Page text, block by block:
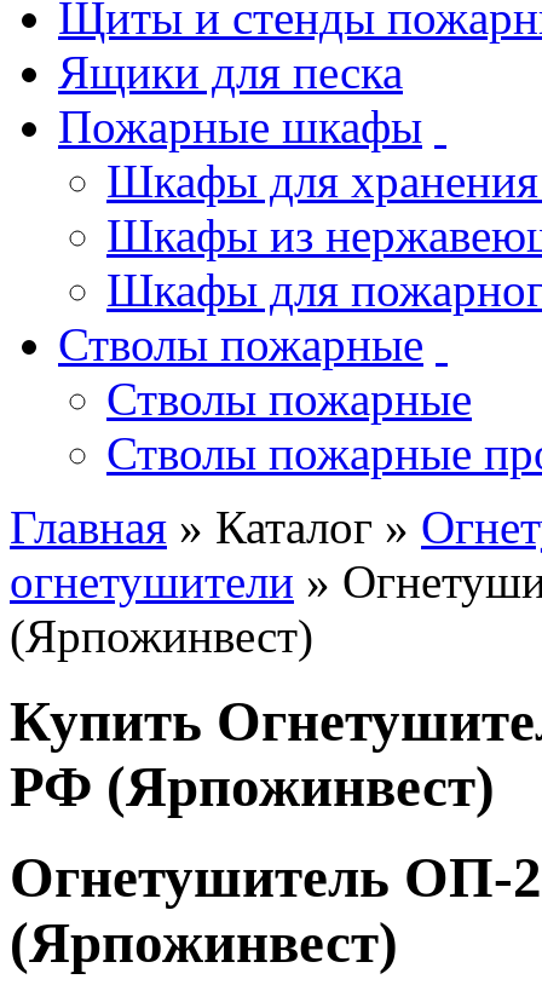
Щиты и стенды
Ящики для песка
Пожарные шкафы
Шкафы для хранения
Шкафы из
Шкафы для
Стволы пожарные
Стволы пожарные
Стволы пожарные
Главная » Каталог »
огнетушители »
(Ярпожинвест)
Купить
РФ (Ярпожинвест)
Огнетушитель
(Ярпожинвест)